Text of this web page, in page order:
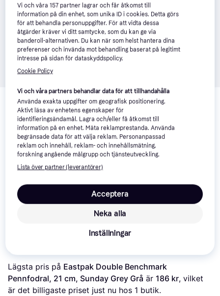
Relaterade produkter
Vi har plockat fram ett urval av produkter som kanske skulle
intressera dig. Visa alla
Cricut Joy Carry Case
Trendande
Box
70 kr
Eastpak Oval
Sunday Grey
Om produkten
Lägsta pris på Eastpak Double Benchmark
Pennfodral, 21 cm, Sunday Grey Grå är 186 kr, vilket
är det billigaste priset just nu hos 1 butik.
Vi och våra157 partner lagrar och får åtkomst till
information på din enhet, som unika ID i cookies. Detta görs
för att behandla personuppgifter. För att vidta dessa
åtgärder kräver vi ditt samtycke, som du kan ge via
banderoll-alternativen. Du kan när som helst hantera dina
preferenser och invända mot behandling baserat på legitimt
intresse på sidan för dataskyddspolicy.
Cookie Policy
Vi och våra partners behandlar data för att tillhandahålla
Använda exakta uppgifter om geografisk positionering.
Aktivt läsa av enhetens egenskaper för
identifieringsändamål. Lagra och/eller få åtkomst till
information på en enhet. Mäta reklamprestanda. Använda
begränsade data för att välja reklam. Personanpassad
reklam och innehåll, reklam- och innehållsmätning,
forskning angående målgrupp och tjänsteutveckling.
Lista över partner (leverantörer)
Neka alla
Acceptera
Inställningar